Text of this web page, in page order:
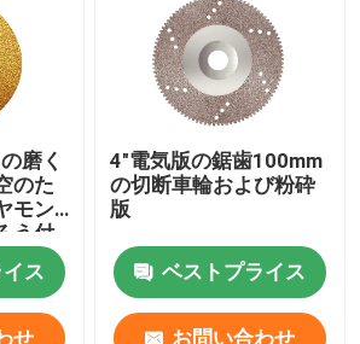
ーター ビット
砕の頭部
の鋸歯
粉砕の頭部
の粉砕車輪
磨く
のた
モン
う付
ス
せ
4"電気版の鋸歯100mm
の切断車輪および粉砕
版
ベストプライス
お問い合わせ